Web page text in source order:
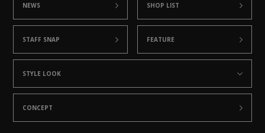
NEWS
STAFF SNAP
SHOP LIST
FEATURE
STYLE LOOK
CONCEPT